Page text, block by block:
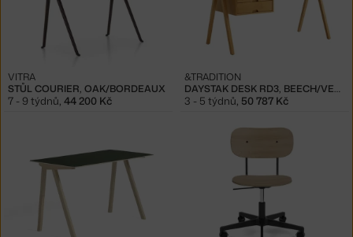
STŮL COURIER, OAK/BORDEAUX
VITRA
7 - 9 týdnů, 44 200 Kč
DAYSTAK DESK RD3, BEECH/VERDE COMODORO
&TRADITION
3 - 5 týdnů, 50 787 Kč